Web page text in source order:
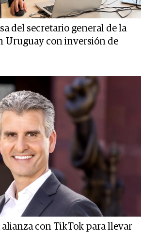
del secretario general de la
Uruguay con inversión de
alianza con TikTok para llevar